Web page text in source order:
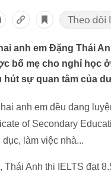
anh em Đặng Thái
bố mẹ cho nghỉ học
hút sự quan tâm của
anh em đều đang
of Secondary
dục, làm việc nhà...
Thái Anh thi IELTS đạt